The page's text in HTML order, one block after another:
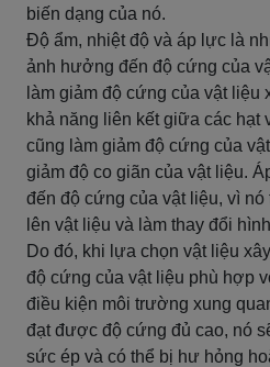
biến dạng của nó.
Độ ẩm, nhiệt độ và áp lực là
ảnh hưởng đến độ cứng của
làm giảm độ cứng của vật liệu
khả năng liên kết giữa các hạt
cũng làm giảm độ cứng của
giảm độ co giãn của vật liệu.
đến độ cứng của vật liệu, vì nó
lên vật liệu và làm thay đổi
Do đó, khi lựa chọn vật liệu
độ cứng của vật liệu phù hợp
điều kiện môi trường xung
đạt được độ cứng đủ cao, nó
sức ép và có thể bị hư hỏng